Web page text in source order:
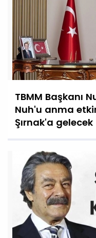
TBMM Başkanı
Nuh'u anma
Şırnak'a gelecek